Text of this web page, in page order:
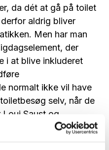
da dét at gå på toilet
aldrig bliver
Men har man
der
i at blive inkluderet
normalt ikke vil have
selv, når de
Saust og